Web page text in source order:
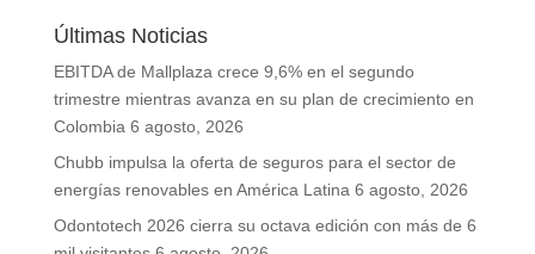
Últimas Noticias
EBITDA de Mallplaza crece 9,6% en el segundo
trimestre mientras avanza en su plan de crecimiento en
Colombia 6 agosto, 2026
Chubb impulsa la oferta de seguros para el sector de
energías renovables en América Latina 6 agosto, 2026
Odontotech 2026 cierra su octava edición con más de 6